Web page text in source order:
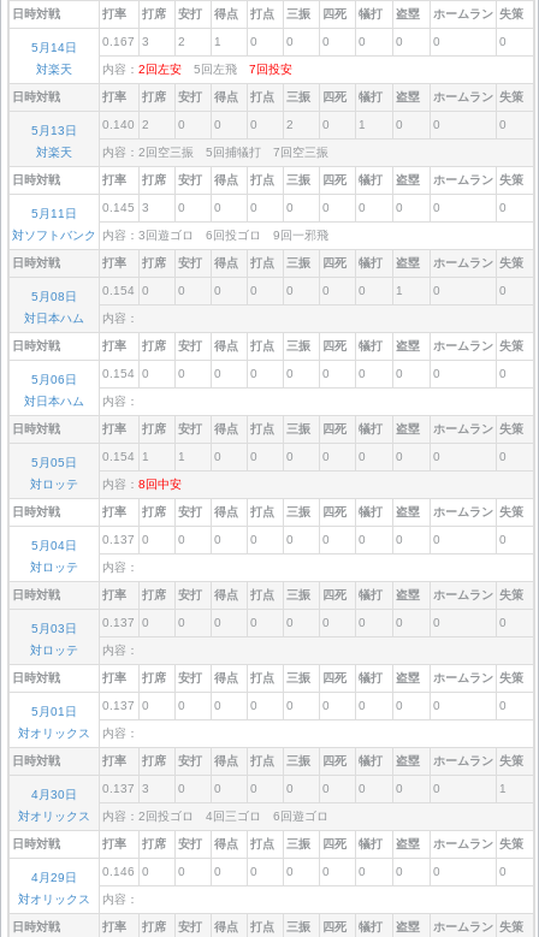
日時対戦 打率 打席 安打 得点 打点 三振 四死 犠打 盗塁 ホームラン 失策
5月14日
対楽天
0.167 3 2 1 0 0 0 0 0 0 0
内容： 2回左安 5回左飛 7回投安
日時対戦 打率 打席 安打 得点 打点 三振 四死 犠打 盗塁 ホームラン 失策
5月13日
対楽天
0.140 2 0 0 0 2 0 1 0 0 0
内容：2回空三振 5回捕犠打 7回空三振
日時対戦 打率 打席 安打 得点 打点 三振 四死 犠打 盗塁 ホームラン 失策
5月11日
対ソフトバンク
0.145 3 0 0 0 0 0 0 0 0 0
内容：3回遊ゴロ 6回投ゴロ 9回一邪飛
日時対戦 打率 打席 安打 得点 打点 三振 四死 犠打 盗塁 ホームラン 失策
5月08日
対日本ハム
0.154 0 0 0 0 0 0 0 1 0 0
内容：
日時対戦 打率 打席 安打 得点 打点 三振 四死 犠打 盗塁 ホームラン 失策
5月06日
対日本ハム
0.154 0 0 0 0 0 0 0 0 0 0
内容：
日時対戦 打率 打席 安打 得点 打点 三振 四死 犠打 盗塁 ホームラン 失策
5月05日
対ロッテ
0.154 1 1 0 0 0 0 0 0 0 0
内容： 8回中安
日時対戦 打率 打席 安打 得点 打点 三振 四死 犠打 盗塁 ホームラン 失策
5月04日
対ロッテ
0.137 0 0 0 0 0 0 0 0 0 0
内容：
日時対戦 打率 打席 安打 得点 打点 三振 四死 犠打 盗塁 ホームラン 失策
5月03日
対ロッテ
0.137 0 0 0 0 0 0 0 0 0 0
内容：
日時対戦 打率 打席 安打 得点 打点 三振 四死 犠打 盗塁 ホームラン 失策
5月01日
対オリックス
0.137 0 0 0 0 0 0 0 0 0 0
内容：
日時対戦 打率 打席 安打 得点 打点 三振 四死 犠打 盗塁 ホームラン 失策
4月30日
対オリックス
0.137 3 0 0 0 0 0 0 0 0 1
内容：2回投ゴロ 4回三ゴロ 6回遊ゴロ
日時対戦 打率 打席 安打 得点 打点 三振 四死 犠打 盗塁 ホームラン 失策
4月29日
対オリックス
0.146 0 0 0 0 0 0 0 0 0 0
内容：
日時対戦 打率 打席 安打 得点 打点 三振 四死 犠打 盗塁 ホームラン 失策